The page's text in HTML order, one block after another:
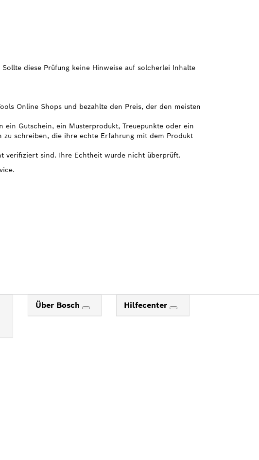
diese Prüfung keine Hinweise auf solcherlei Inhalte
Online Shops und bezahlte den Preis, der den meisten
Gutschein, ein Musterprodukt, Treuepunkte oder ein
zu schreiben, die ihre echte Erfahrung mit dem Produkt
verifiziert sind. Ihre Echtheit wurde nicht überprüft.
Über Bosch Hilfecenter